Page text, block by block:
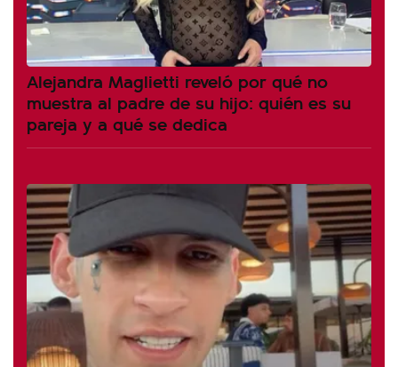
Alejandra Maglietti reveló por qué no
muestra al padre de su hijo: quién es su
pareja y a qué se dedica